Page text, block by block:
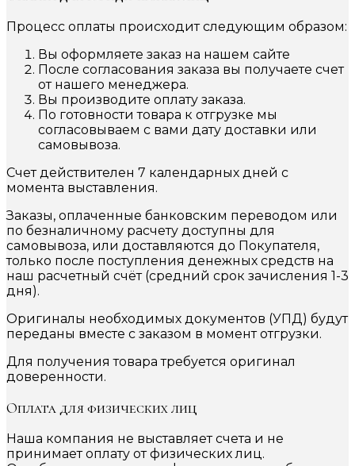
Процесс оплаты происходит следующим образом:
Вы оформляете заказ на нашем сайте
После согласования заказа вы получаете счет
от нашего менеджера.
Вы производите оплату заказа.
По готовности товара к отгрузке мы
согласовываем с вами дату доставки или
самовывоза.
Счет действителен 7 календарных дней с
момента выставления.
Заказы, оплаченные банковским переводом или
по безналичному расчету доступны для
самовывоза, или доставляются до Покупателя,
только после поступления денежных средств на
наш расчетный счёт (средний срок зачисления 1-3
дня).
Оригиналы необходимых документов (УПД) будут
переданы вместе с заказом в момент отгрузки.
Для получения товара требуется оригинал
доверенности.
Оплата для физических лиц
Наша компания не выставляет счета и не
принимает оплату от физических лиц.